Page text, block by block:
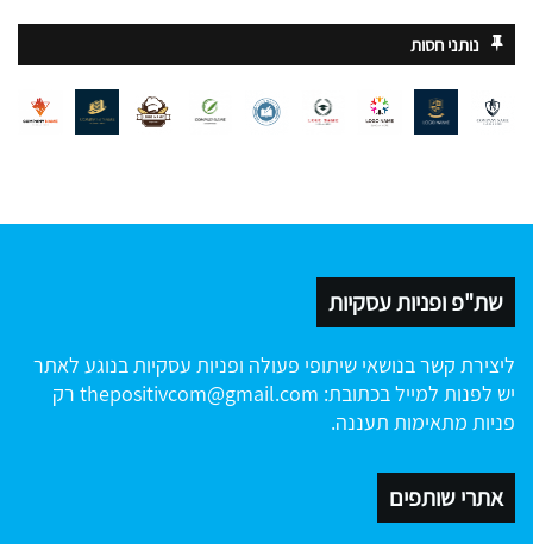
נותני חסות
שת"פ ופניות עסקיות
ליצירת קשר בנושאי שיתופי פעולה ופניות עסקיות בנוגע לאתר
יש לפנות למייל בכתובת: thepositivcom@gmail.com רק
פניות מתאימות תעננה.
אתרי שותפים